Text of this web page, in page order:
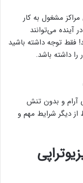
مشغول به کار
آینده می‌توانند
فقط توجه داشته باشید
را داشته باشد.
آرام و بدون تنش
دیگر شرایط مهم و